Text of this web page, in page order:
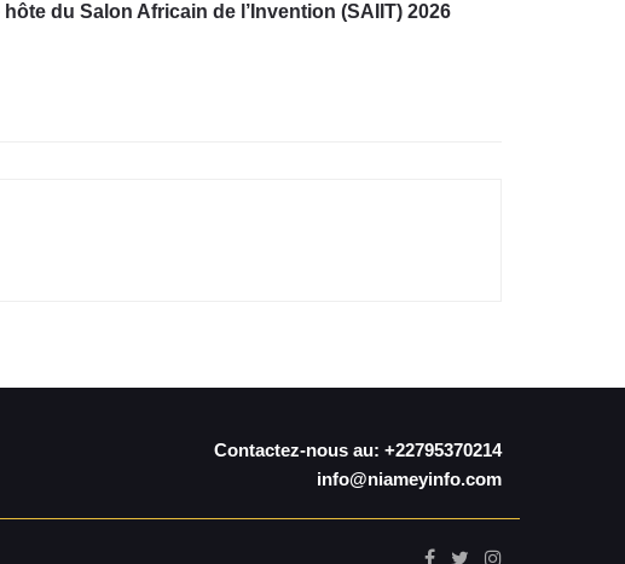
du Salon Africain de l’Invention (SAIIT) 2026
Contactez-nous au: +22795370214
info@niameyinfo.com